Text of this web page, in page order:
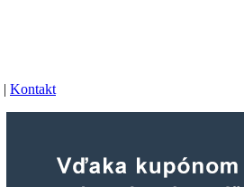
| Kontakt